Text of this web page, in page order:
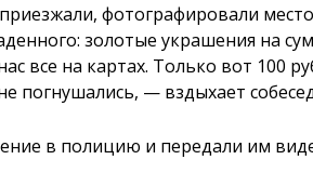
фотографировали место
золотые украшения на
все на картах. Только вот 100
погнушались, — вздыхает
в полицию и передали им